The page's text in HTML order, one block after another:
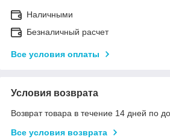
Наличными
Безналичный расчет
Все условия оплаты
Условия возврата
Возврат товара в течение 14 дней по
Все условия возврата